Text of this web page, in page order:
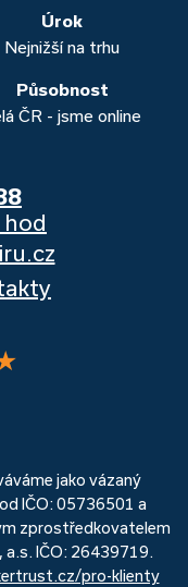
Úrok
Nejnižší na trhu
Působnost
ČR - jsme online
jako vázaný
IČO: 05736501 a
zprostředkovatelem
IČO: 26439719.
pro-klienty